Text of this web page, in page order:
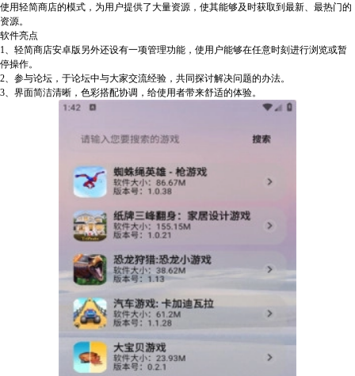
使用轻简商店的模式，为用户提供了大量资源，使其能够及时获取到最新、最热门的
资源。
软件亮点
1、轻简商店安卓版另外还设有一项管理功能，使用户能够在任意时刻进行浏览或暂
停操作。
2、参与论坛，于论坛中与大家交流经验，共同探讨解决问题的办法。
3、界面简洁清晰，色彩搭配协调，给使用者带来舒适的体验。